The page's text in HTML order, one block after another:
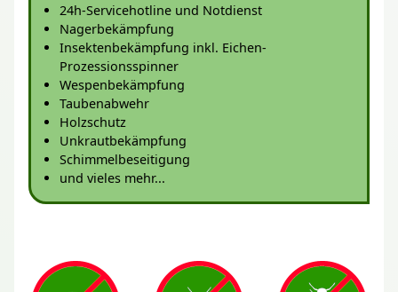
24h-Servicehotline und Notdienst
Nagerbekämpfung
Insektenbekämpfung inkl. Eichen-
Prozessionsspinner
Wespenbekämpfung
Taubenabwehr
Holzschutz
Unkrautbekämpfung
Schimmelbeseitigung
und vieles mehr...